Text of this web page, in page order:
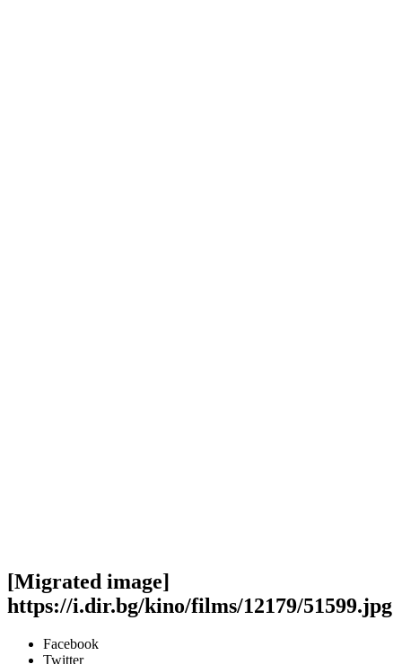
[Migrated image]
https://i.dir.bg/kino/films/12179/51599.jpg
Facebook
Twitter